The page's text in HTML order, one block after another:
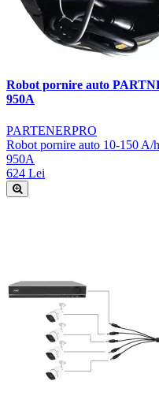
Robot pornire auto
950A
PARTENERPRO
Robot pornire auto 10-150
950A
624 Lei